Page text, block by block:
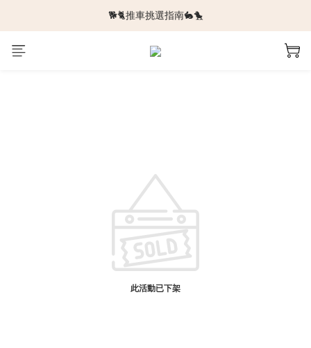
🆕新品上架🆕
🐕🐈推車挑選指南🐇🐤
🆕新品上架🆕
此活動已下架